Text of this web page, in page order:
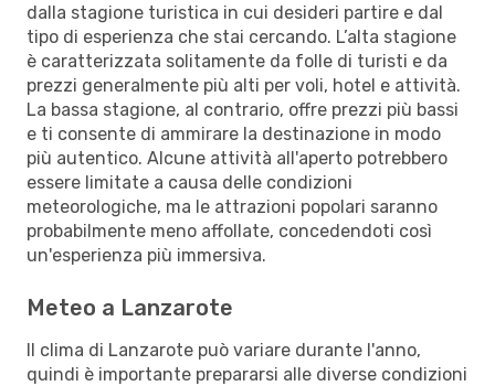
dalla stagione turistica in cui desideri partire e dal
tipo di esperienza che stai cercando. L’alta stagione
è caratterizzata solitamente da folle di turisti e da
prezzi generalmente più alti per voli, hotel e attività.
La bassa stagione, al contrario, offre prezzi più bassi
e ti consente di ammirare la destinazione in modo
più autentico. Alcune attività all'aperto potrebbero
essere limitate a causa delle condizioni
meteorologiche, ma le attrazioni popolari saranno
probabilmente meno affollate, concedendoti così
un'esperienza più immersiva.
Meteo a Lanzarote
Il clima di Lanzarote può variare durante l'anno,
quindi è importante prepararsi alle diverse condizioni